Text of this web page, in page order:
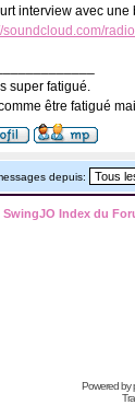
interview avec
soundcloud.com/
super fatigué.
être fatigué
depuis:
SwingJO Index du
Powered by